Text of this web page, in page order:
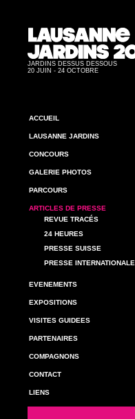
JARDINS DESSUS DESSOUS
20 JUIN - 24 OCTOBRE
ACCUEIL
LAUSANNE JARDINS
CONCOURS
GALERIE PHOTOS
PARCOURS
ARTICLES DE PRESSE
REVUE TRACÉS
24 HEURES
PRESSE SUISSE
PRESSE INTERNATIONALE
EVENEMENTS
EXPOSITIONS
VISITES GUIDEES
PARTENAIRES
COMPAGNONS
CONTACT
LIENS